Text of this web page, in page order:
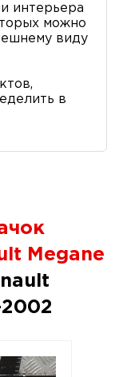
интерьера
можно
виду
в
Megane
2002